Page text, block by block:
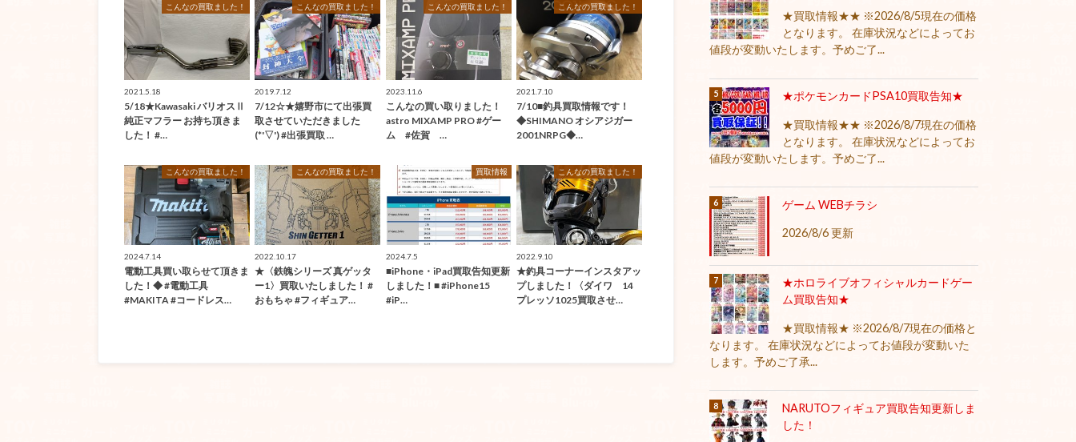
こんなの買取ました！
2021.5.18
5/18★Kawasaki バリオスⅡ
純正マフラー お持ち頂きま
した！ #…
こんなの買取ました！
2019.7.12
7/12☆★嬉野市にて出張買
取させていただきました
(*'▽') #出張買取 …
こんなの買取ました！
2023.11.6
こんなの買い取りました！
astro MIXAMP PRO #ゲー
ム #佐賀 …
こんなの買取ました！
2021.7.10
7/10■釣具買取情報です！
◆SHIMANO オシアジガー
2001NRPG◆…
こんなの買取ました！
2024.7.14
電動工具買い取らせて頂きま
した！◆ #電動工具
#MAKITA #コードレス…
こんなの買取ました！
2022.10.17
★〈鉄魄シリーズ 真ゲッタ
ー1〉買取いたしました！ #
おもちゃ #フィギュア…
買取情報
2024.7.5
■iPhone・iPad買取告知更新
しました！■ #iPhone15
#iP…
こんなの買取ました！
2022.9.10
★釣具コーナーインスタアッ
プしました！〈ダイワ 14
プレッソ1025買取させ…
★買取情報★★ ※2026/8/5現在の価格
となります。 在庫状況などによってお
値段が変動いたします。予めご了...
★ポケモンカードPSA10買取告知★
★買取情報★★ ※2026/8/7現在の価格
となります。 在庫状況などによってお
値段が変動いたします。予めご了...
ゲーム WEBチラシ
2026/8/6 更新
★ホロライブオフィシャルカードゲー
ム買取告知★
★買取情報★ ※2026/8/7現在の価格と
なります。 在庫状況などによってお値段が変動いた
します。予めご了承...
NARUTOフィギュア買取告知更新しま
した！